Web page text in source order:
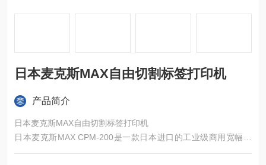
日本麦克斯MAX自由切割标签打印机
产品简介
日本麦克斯MAX自由切割标签打印机
日本麦克斯MAX CPM-200是一款日本进口的工业级商用宽幅自
由切割标签打印机，集热转印全彩打印与智能裁切于一体，支持